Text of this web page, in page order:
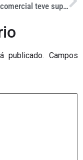
Balança comercial teve superávit de US$ 29,8 bi
publicado. Campos